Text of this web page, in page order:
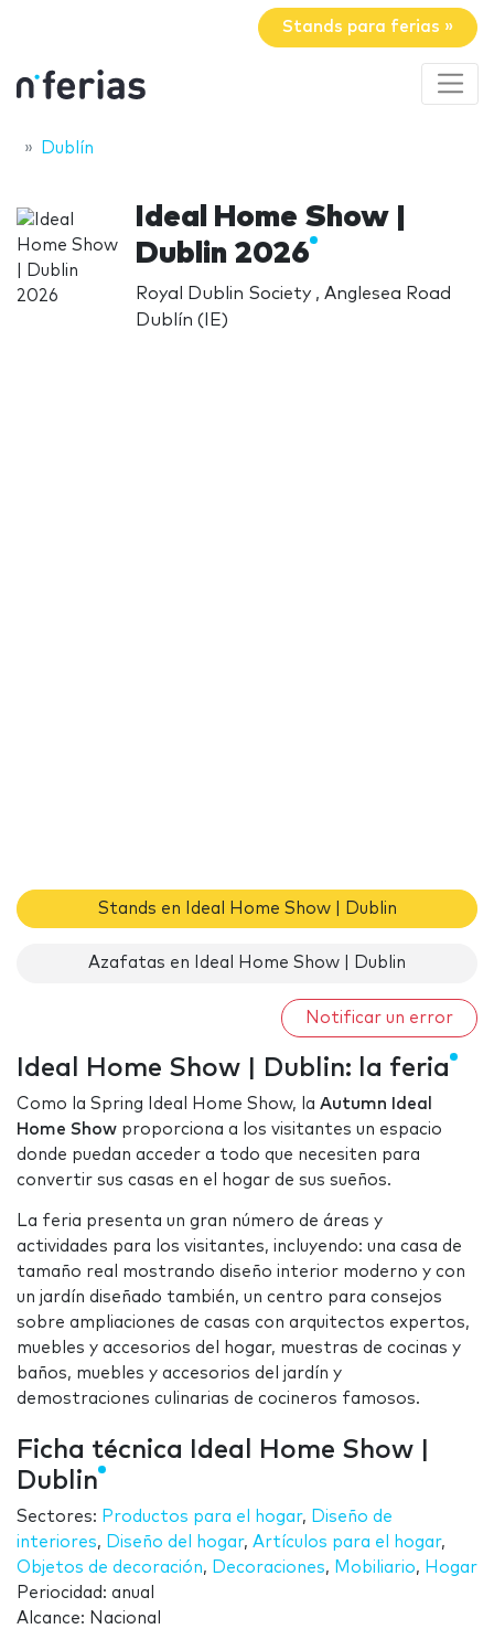
Stands para ferias »
Dublín
Ideal Home Show |
Dublin 2026
Royal Dublin Society , Anglesea Road
Dublín (IE)
Stands en Ideal Home Show | Dublin
Azafatas en Ideal Home Show | Dublin
Notificar un error
Ideal Home Show | Dublin: la feria
Como la Spring Ideal Home Show, la Autumn Ideal
Home Show proporciona a los visitantes un espacio
donde puedan acceder a todo que necesiten para
convertir sus casas en el hogar de sus sueños.
La feria presenta un gran número de áreas y
actividades para los visitantes, incluyendo: una casa de
tamaño real mostrando diseño interior moderno y con
un jardín diseñado también, un centro para consejos
sobre ampliaciones de casas con arquitectos expertos,
muebles y accesorios del hogar, muestras de cocinas y
baños, muebles y accesorios del jardín y
demostraciones culinarias de cocineros famosos.
Ficha técnica Ideal Home Show |
Dublin
Sectores: Productos para el hogar, Diseño de
interiores, Diseño del hogar, Artículos para el hogar,
Objetos de decoración, Decoraciones, Mobiliario, Hogar
Periocidad: anual
Alcance: Nacional